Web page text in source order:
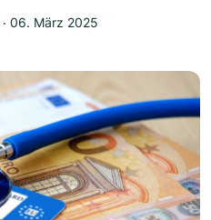
‧ 06. März 2025